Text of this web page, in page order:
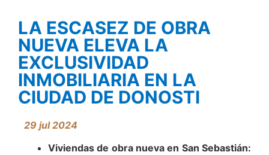
LA ESCASEZ DE OBRA
NUEVA ELEVA LA
EXCLUSIVIDAD
INMOBILIARIA EN LA
CIUDAD DE DONOSTI
29 jul 2024
Viviendas de obra nueva en San Sebastián: